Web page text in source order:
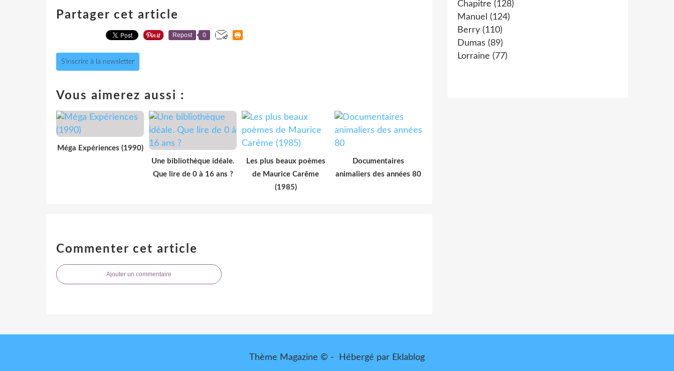
Partager cet article
Repost 0
S'inscrire à la newsletter
Vous aimerez aussi :
Méga Expériences (1990)
Une bibliothèque idéale.
Que lire de 0 à 16 ans ?
Les plus beaux poèmes
de Maurice Carême
(1985)
Documentaires
animaliers des années 80
Commenter cet article
Ajouter un commentaire
Chapitre (128)
Manuel (124)
Berry (110)
Dumas (89)
Lorraine (77)
Thème Magazine © - Hébergé par Eklablog